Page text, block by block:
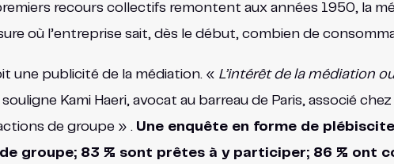
recours collectifs remontent aux années 1950, la
où l’entreprise sait, dès le début, combien de
une publicité de la médiation. « L’intérêt de la médiation
Kami Haeri, avocat au barreau de Paris, associé
de groupe » . Une enquête en forme de
groupe; 83 % sont prêtes à y participer; 86 % ont